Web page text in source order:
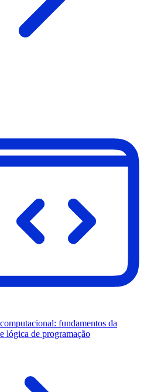
fundamentos da
lógica de programação